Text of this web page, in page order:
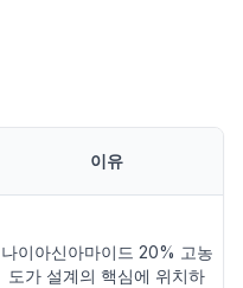
이유
나이아신아마이드 20% 고농
도가 설계의 핵심에 위치하